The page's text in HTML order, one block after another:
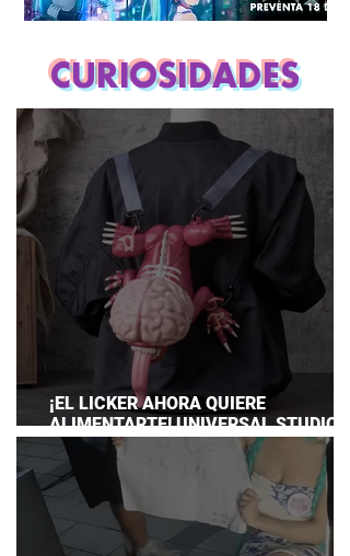
CURIOSIDADES
¡EL LICKER AHORA QUIERE
ALIMENTARTE! UNIVERSAL STUDIOS
JAPAN PRESENTA SU TERRORÍFICA
COLECCIÓN DE RESIDENT EVIL